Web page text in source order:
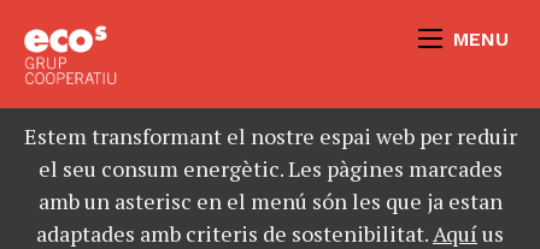
MENU
Estem transformant el nostre espai web per reduir
el seu consum energètic. Les pàgines marcades
amb un asterisc en el menú són les que ja estan
adaptades amb criteris de sostenibilitat.Aquíus